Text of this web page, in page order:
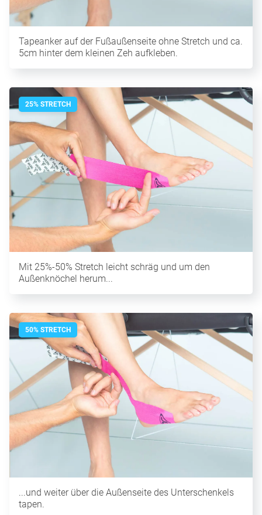
Tapeanker auf der Fußaußenseite ohne Stretch und ca.
5cm hinter dem kleinen Zeh aufkleben.
25% STRETCH
Mit 25%-50% Stretch leicht schräg und um den
Außenknöchel herum...
50% STRETCH
...und weiter über die Außenseite des Unterschenkels
tapen.